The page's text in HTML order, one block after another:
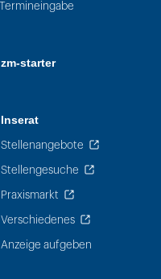
Termineingabe
zm-starter
Inserat
Stellenangebote
Stellengesuche
Praxismarkt
Verschiedenes
Anzeige aufgeben